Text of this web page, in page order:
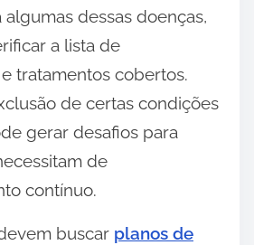
algumas dessas doenças,
a lista de
tratamentos cobertos.
de certas condições
gerar desafios para
de
contínuo.
buscar planos de